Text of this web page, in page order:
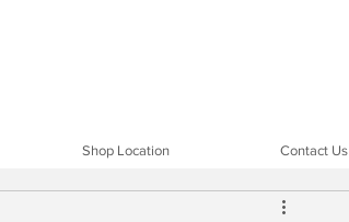
Shop Location Contact Us